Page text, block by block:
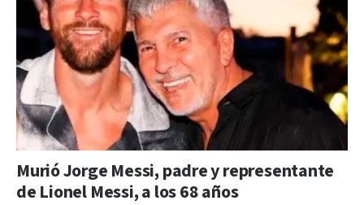
Murió Jorge Messi, padre y representante
de Lionel Messi, a los 68 años